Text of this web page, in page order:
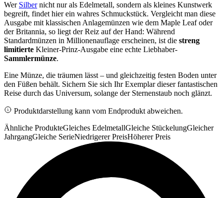
Wer Silbernicht nur als Edelmetall, sondern als kleines Kunstwerk
begreift, findet hier ein wahres Schmuckstück. Vergleicht man diese
Ausgabe mit klassischen Anlagemünzen wie dem Maple Leaf oder
der Britannia, so liegt der Reiz auf der Hand: Während
Standardmünzen in Millionenauflage erscheinen, ist die streng
limitierte Kleiner-Prinz-Ausgabe eine echte Liebhaber-
Sammlermünze.
Eine Münze, die träumen lässt – und gleichzeitig festen Boden unter
den Füßen behält. Sichern Sie sich Ihr Exemplar dieser fantastischen
Reise durch das Universum, solange der Sternenstaub noch glänzt.
Produktdarstellung kann vom Endprodukt abweichen.
Ähnliche ProdukteGleiches EdelmetallGleiche StückelungGleicher
JahrgangGleiche SerieNiedrigerer PreisHöherer Preis